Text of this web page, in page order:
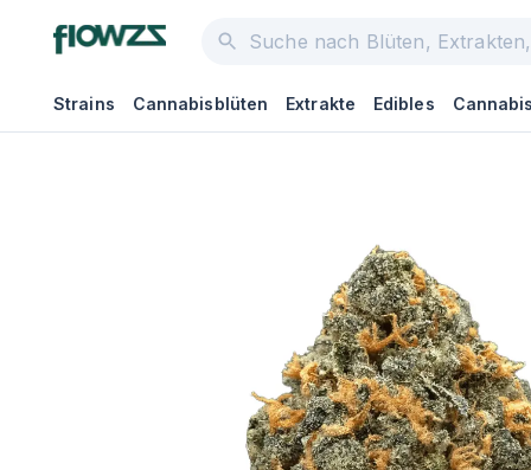
Strains Cannabisblüten Extrakte Edibles